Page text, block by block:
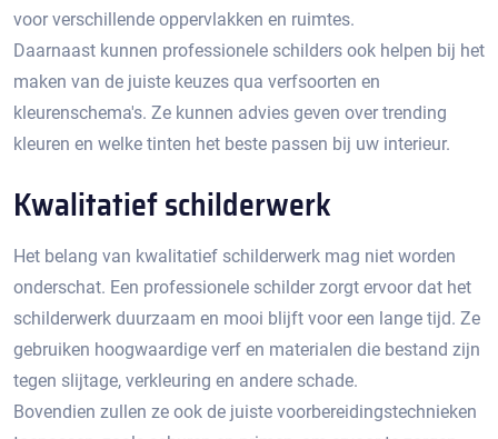
voor verschillende oppervlakken en ruimtes.
Daarnaast kunnen professionele schilders ook helpen bij het
maken van de juiste keuzes qua verfsoorten en
kleurenschema's.​ Ze kunnen advies geven over trending
kleuren en welke tinten het beste passen bij uw interieur.​
Kwalitatief schilderwerk
Het belang van kwalitatief schilderwerk mag niet worden
onderschat.​ Een professionele schilder zorgt ervoor dat het
schilderwerk duurzaam en mooi blijft voor een lange tijd. Ze
gebruiken hoogwaardige verf en materialen die bestand zijn
tegen slijtage, verkleuring en andere schade.​
Bovendien zullen ze ook de juiste voorbereidingstechnieken